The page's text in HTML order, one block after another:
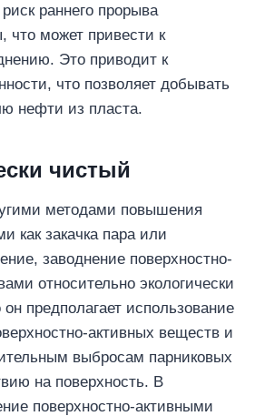
раннего прорыва
что может привести к
Это приводит к
что позволяет добывать
нефти из пласта.
чистый
методами повышения
как закачка пара или
заводнение поверхностно-
относительно экологически
предполагает использование
активных веществ и
выбросам парниковых
на поверхность. В
поверхностно-активными